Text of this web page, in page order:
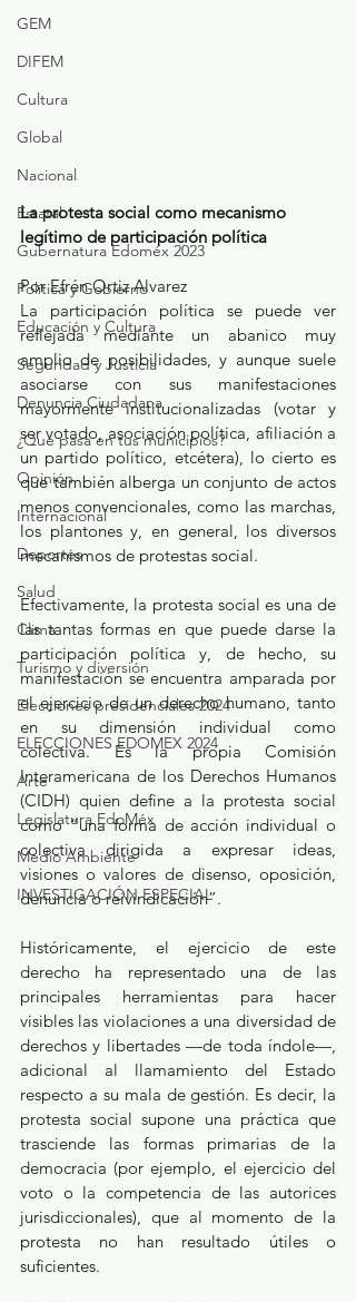
GEM
DIFEM
Cultura
Global
Nacional
Estatal
Gubernatura Edoméx 2023
Política y Gobierno
Educación y Cultura
Seguridad y Justicia
Denuncia Ciudadana
¿Qué pasa en tus municipios?
Opinión
Internacional
Deportes
Salud
Clima
Turismo y diversión
Elecciones presidenciales 2024
ELECCIONES EDOMEX 2024
Arte
Legislatura EdoMéx
Medio Ambiente
INVESTIGACIÓN ESPECIAL
La protesta social como mecanismo
legítimo de participación política
Por Efrén Ortiz Alvarez
La participación política se puede ver
reflejada mediante un abanico muy
amplio de posibilidades, y aunque suele
asociarse con sus manifestaciones
mayormente institucionalizadas (votar y
ser votado, asociación política, afiliación a
un partido político, etcétera), lo cierto es
que también alberga un conjunto de actos
menos convencionales, como las marchas,
los plantones y, en general, los diversos
mecanismos de protestas social.
Efectivamente, la protesta social es una de
las tantas formas en que puede darse la
participación política y, de hecho, su
manifestación se encuentra amparada por
el ejercicio de un derecho humano, tanto
en su dimensión individual como
colectiva. Es la propia Comisión
Interamericana de los Derechos Humanos
(CIDH) quien define a la protesta social
como “una forma de acción individual o
colectiva dirigida a expresar ideas,
visiones o valores de disenso, oposición,
denuncia o reivindicación”.
Históricamente, el ejercicio de este
derecho ha representado una de las
principales herramientas para hacer
visibles las violaciones a una diversidad de
derechos y libertades —de toda índole—,
adicional al llamamiento del Estado
respecto a su mala de gestión. Es decir, la
protesta social supone una práctica que
trasciende las formas primarias de la
democracia (por ejemplo, el ejercicio del
voto o la competencia de las autorices
jurisdiccionales), que al momento de la
protesta no han resultado útiles o
suficientes.